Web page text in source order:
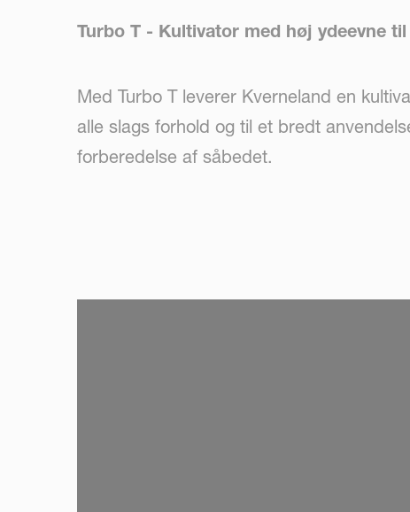
Turbo T - Kultivator med høj ydeevne
Med Turbo T leverer Kverneland en
alle slags forhold og til et bredt
forberedelse af såbedet.